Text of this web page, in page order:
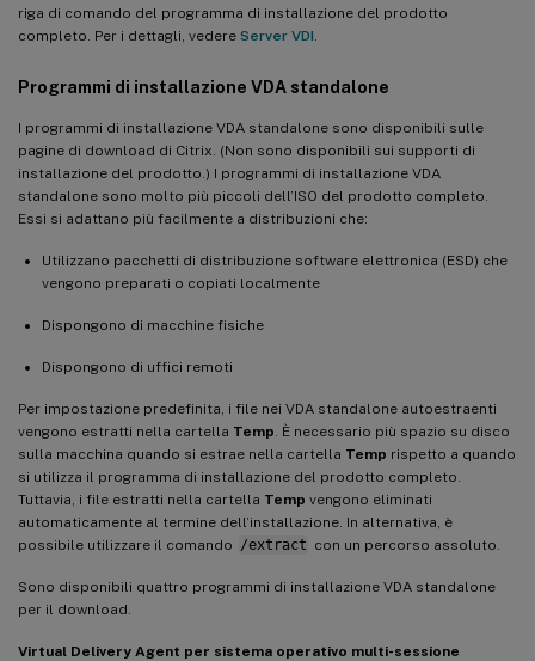
riga di comando del programma di installazione del prodotto
completo. Per i dettagli, vedere Server VDI
Programmi di installazione VDA standalone
I programmi di installazione VDA standalone sono disponibili sulle
pagine di download di Citrix. (Non sono disponibili sui supporti di
installazione del prodotto.) I programmi di installazione VDA
standalone sono molto più piccoli dell’ISO del prodotto completo.
Essi si adattano più facilmente a distribuzioni che:
Utilizzano pacchetti di distribuzione software elettronica (ESD) che
vengono preparati o copiati localmente
Dispongono di macchine fisiche
Dispongono di uffici remoti
Per impostazione predefinita, i file nei VDA standalone autoestraenti
vengono estratti nella cartella Temp . È necessario più spazio su disco
sulla macchina quando si estrae nella cartella Temp rispetto a quando
si utilizza il programma di installazione del prodotto completo.
Tuttavia, i file estratti nella cartella Temp vengono eliminati
automaticamente al termine dell’installazione. In alternativa, è
possibile utilizzare il comando /extract con un percorso assoluto.
Sono disponibili quattro programmi di installazione VDA standalone
per il download.
Virtual Delivery Agent per sistema operativo multi-sessione